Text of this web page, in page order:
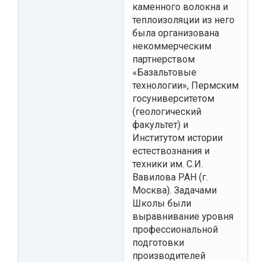
каменного волокна и
теплоизоляции из него
была организована
некоммерческим
партнерством
«Базальтовые
технологии», Пермским
госуниверситетом
(геологический
факультет) и
Институтом истории
естествознания и
техники им. С.И.
Вавилова РАН (г.
Москва). Задачами
Школы были
выравнивание уровня
профессиональной
подготовки
производителей